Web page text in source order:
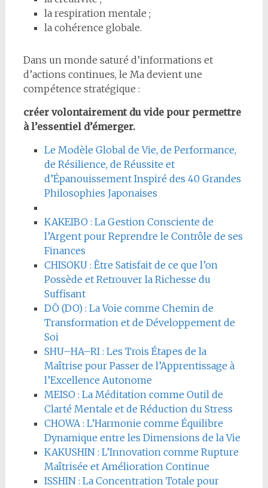
la respiration mentale ;
la cohérence globale.
Dans un monde saturé d’informations et
d’actions continues, le Ma devient une
compétence stratégique :
créer volontairement du vide pour permettre
à l’essentiel d’émerger.
Le Modèle Global de Vie, de Performance,
de Résilience, de Réussite et
d’Épanouissement Inspiré des 40 Grandes
Philosophies Japonaises
KAKEIBO : La Gestion Consciente de
l’Argent pour Reprendre le Contrôle de ses
Finances
CHISOKU : Être Satisfait de ce que l’on
Possède et Retrouver la Richesse du
Suffisant
DŌ (DO) : La Voie comme Chemin de
Transformation et de Développement de
Soi
SHU–HA–RI : Les Trois Étapes de la
Maîtrise pour Passer de l’Apprentissage à
l’Excellence Autonome
MEISO : La Méditation comme Outil de
Clarté Mentale et de Réduction du Stress
CHOWA : L’Harmonie comme Équilibre
Dynamique entre les Dimensions de la Vie
KAKUSHIN : L’Innovation comme Rupture
Maîtrisée et Amélioration Continue
ISSHIN : La Concentration Totale pour